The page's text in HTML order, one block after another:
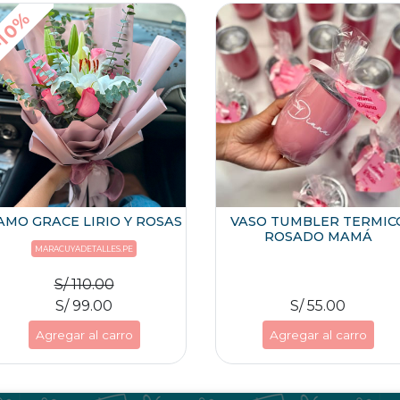
GRACE LIRIO Y ROSAS
MARACUYADETALLES.PE
S/ 110.00
S/ 99.00
Agregar al carro
VASO TUMBLER
ROSADO MAMÁ
S/ 55.00
Agregar al carro